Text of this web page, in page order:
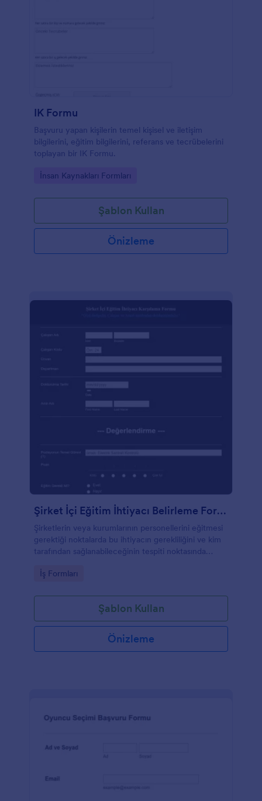
IK Formu
Başvuru yapan kişilerin temel kişisel ve iletişim
bilgilerini, eğitim bilgilerini, referans ve tecrübelerini
toplayan bir IK Formu.
Go to Category:
İnsan Kaynakları Formları
Şablon Kullan
Önizleme
Şirket İçi Eğitim İhtiyacı Belirleme Formu
Şirketlerin veya kurumlarının personellerini eğitmesi
gerektiği noktalarda bu ihtiyacın gerekliliğini ve kim
tarafından sağlanabileceğinin tespiti noktasında
Go to Category:
İş Formları
Şablon Kullan
Önizleme